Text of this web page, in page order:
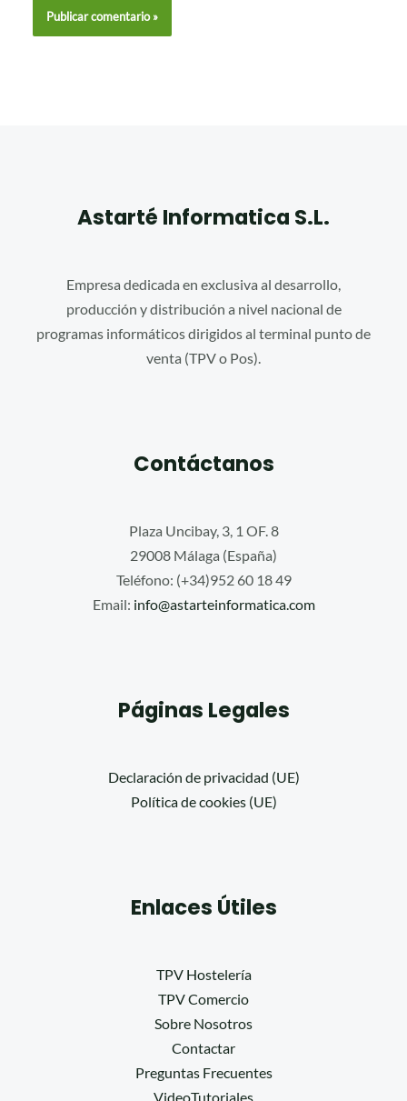
Astarté Informatica S.L.
Empresa dedicada en exclusiva al desarrollo,
producción y distribución a nivel nacional de
programas informáticos dirigidos al terminal punto de
venta (TPV o Pos).
Contáctanos
Plaza Uncibay, 3, 1 OF. 8
29008 Málaga (España)
Teléfono: (+34)952 60 18 49
Email: info@astarteinformatica.com
Páginas Legales
Declaración de privacidad (UE)
Política de cookies (UE)
Enlaces Útiles
TPV Hostelería
TPV Comercio
Sobre Nosotros
Contactar
Preguntas Frecuentes
VideoTutoriales